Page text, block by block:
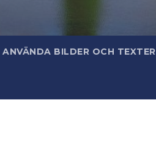
BILDER OCH TEXTER